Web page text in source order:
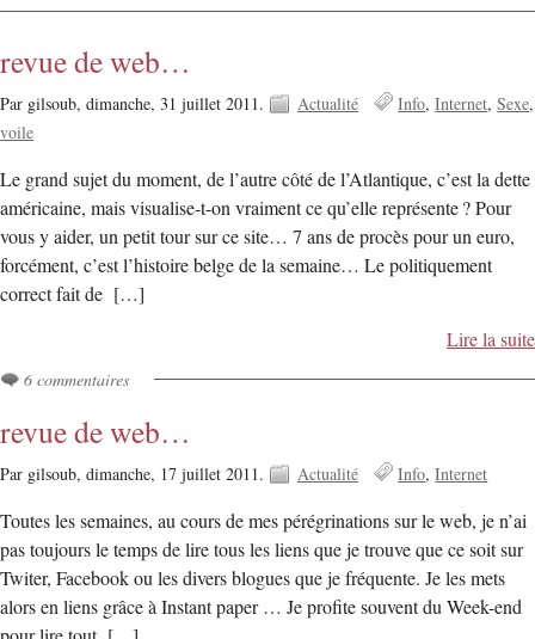
revue de web…
Par gilsoub, dimanche, 31 juillet 2011. Actualité Info Internet Sexe
voile
Le grand sujet du moment, de l’autre côté de l’Atlantique, c’est la dette
américaine, mais visualise-t-on vraiment ce qu’elle représente ? Pour
vous y aider, un petit tour sur ce site… 7 ans de procès pour un euro,
forcément, c’est l’histoire belge de la semaine… Le politiquement
correct fait de […]
Lire la suite
6 commentaires
revue de web…
Par gilsoub, dimanche, 17 juillet 2011. Actualité Info Internet
Toutes les semaines, au cours de mes pérégrinations sur le web, je n’ai
pas toujours le temps de lire tous les liens que je trouve que ce soit sur
Twiter, Facebook ou les divers blogues que je fréquente. Je les mets
alors en liens grâce à Instant paper … Je profite souvent du Week-end